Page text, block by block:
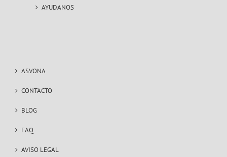
AYUDANOS
ASVONA
CONTACTO
BLOG
FAQ
AVISO LEGAL